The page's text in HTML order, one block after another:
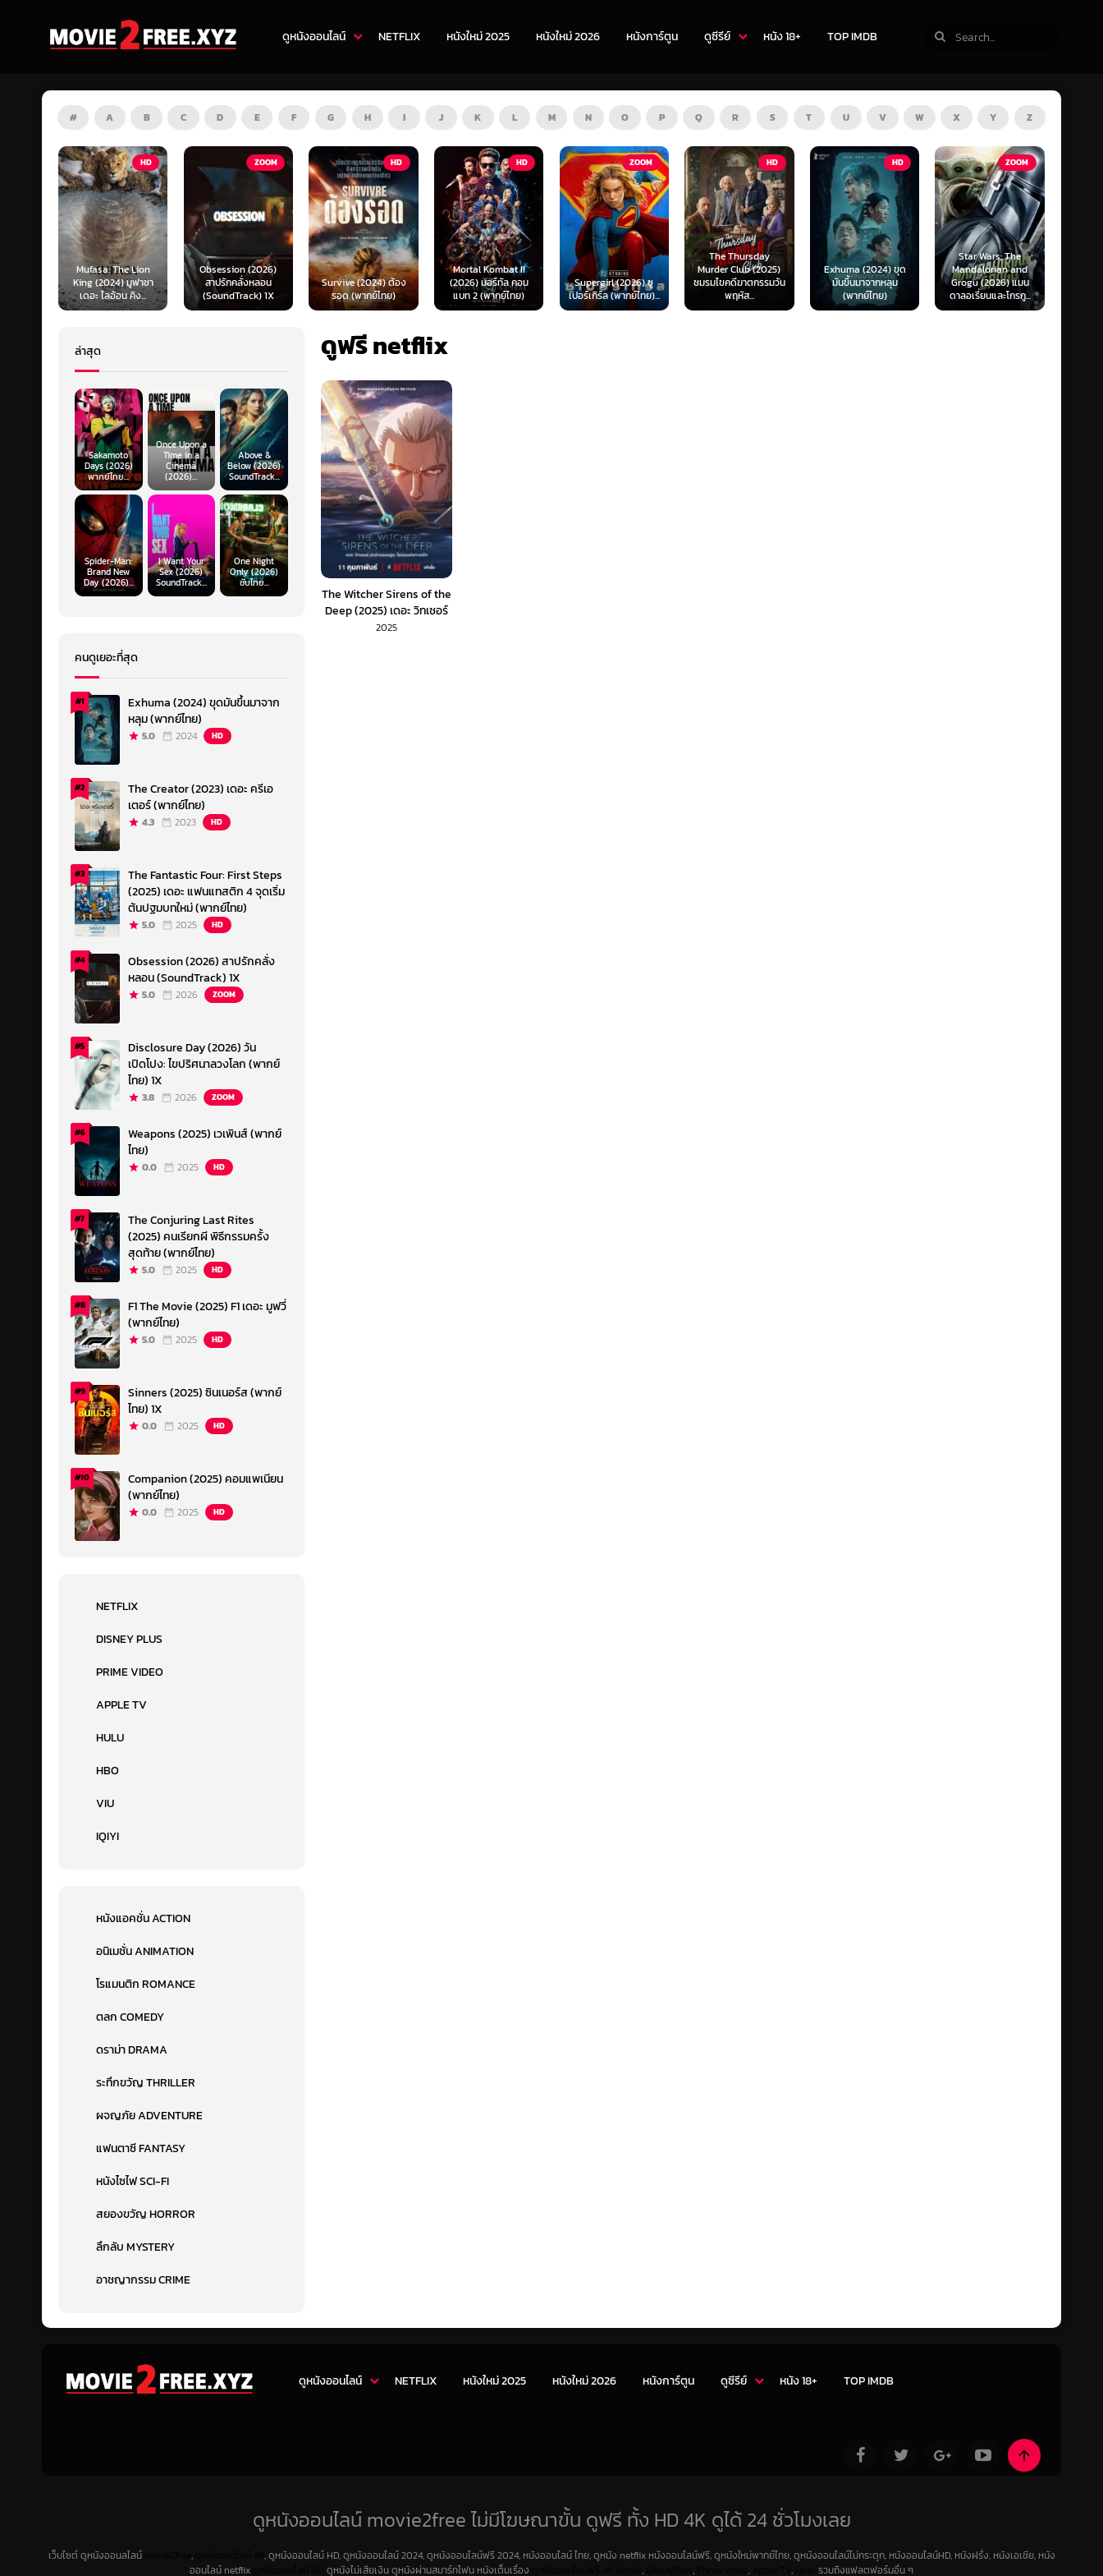
ดูหนังออนไลน์ NETFLIX หนังใหม่ 2025 หนังใหม่ 2026 หนังการ์ตูน ดูซีรีย์ หนัง 18+ TOP IMDB
# A B C D E F G H I J K L M N O P Q R S T U V W X Y Z
ZOOM
Obsession (2026)
สาปรักคลั่งหลอน
(SoundTrack) 1X
HD
Survive (2024) ต้อง
รอด (พากย์ไทย)
HD
Mortal Kombat II
(2026) มอร์ทัล คอม
แบท 2 (พากย์ไทย)
ZOOM
Supergirl (2026) ซู
เปอร์เกิร์ล (พากย์ไทย)...
HD
The Thursday
Murder Club (2025)
ชมรมไขคดีฆาตกรรมวัน
พฤหัส...
HD
Exhuma (2024) ขุด
มันขึ้นมาจากหลุม
(พากย์ไทย)
ZOOM
Star Wars: The
Mandalorian and
Grogu (2026) แมน
ดาลอเรี่ยนและโกรกู...
TV
The Last of Us
Season 1-2 (2025)
เดอะ ลาสต์ ออฟ อัส
ดูฟรี netflix
The Witcher Sirens of the
Deep (2025) เดอะ วิทเชอร์
นักล่าจอมอสูร ไซเรนแห่ง
2025
ล่าสุด
Sakamoto
Days (2026)
พากย์ไทย...
Once Upon a
Time in a
Cinema
(2026)...
Above &
Below (2026)
SoundTrack...
Spider-Man:
Brand New
Day (2026)...
I Want Your
Sex (2026)
SoundTrack...
One Night
Only (2026)
ซับไทย...
คนดูเยอะที่สุด
#1
Exhuma (2024) ขุดมันขึ้นมาจาก
หลุม (พากย์ไทย)
5.0 2024 HD
#2
The Creator (2023) เดอะ ครีเอ
เตอร์ (พากย์ไทย)
4.3 2023 HD
#3
The Fantastic Four: First Steps
(2025) เดอะ แฟนแทสติก 4 จุดเริ่ม
ต้นปฐมบทใหม่ (พากย์ไทย)
5.0 2025 HD
#4
Obsession (2026) สาปรักคลั่ง
หลอน (SoundTrack) 1X
5.0 2026 ZOOM
#5
Disclosure Day (2026) วัน
เปิดโปง: ไขปริศนาลวงโลก (พากย์
ไทย) 1X
3.8 2026 ZOOM
#6
Weapons (2025) เวเพินส์ (พากย์
ไทย)
0.0 2025 HD
#7
The Conjuring Last Rites
(2025) คนเรียกผี พิธีกรรมครั้ง
สุดท้าย (พากย์ไทย)
5.0 2025 HD
#8
F1 The Movie (2025) F1 เดอะ มูฟวี่
(พากย์ไทย)
5.0 2025 HD
#9
Sinners (2025) ซินเนอร์ส (พากย์
ไทย) 1X
0.0 2025 HD
#10
Companion (2025) คอมแพเนียน
(พากย์ไทย)
0.0 2025 HD
NETFLIX
DISNEY PLUS
PRIME VIDEO
APPLE TV
HULU
HBO
VIU
IQIYI
หนังแอคชั่น ACTION
อนิเมชั่น ANIMATION
โรแมนติก ROMANCE
ตลก COMEDY
ดราม่า DRAMA
ระทึกขวัญ THRILLER
ผจญภัย ADVENTURE
แฟนตาซี FANTASY
หนังไซไฟ SCI-FI
สยองขวัญ HORROR
ลึกลับ MYSTERY
อาชญากรรม CRIME
ดูหนังออนไลน์ NETFLIX หนังใหม่ 2025 หนังใหม่ 2026 หนังการ์ตูน ดูซีรีย์ หนัง 18+ TOP IMDB
ดูหนังออนไลน์ movie2free ไม่มีโฆษณาขั้น ดูฟรี ทั้ง HD 4K ดูได้ 24 ชั่วโมงเลย
เว็บไซต์ ดูหนังออนลไลน์ ,
, ดูหนังออนไลน์ HD, ดูหนังออนไลน์ 2024, ดูหนังออนไลน์ฟรี 2024, หนังออนไลน์ ไทย, ดูหนัง netflix หนังออนไลน์ฟรี, ดูหนังใหม่พากย์ไทย, ดูหนังออนไลน์ไม่กระตุก, หนังออนไลน์HD, หนังฝรั่ง, หนังเอเชีย, หนัง
ออนไลน์ netflix
ดูหนังไม่เสียเงิน ดูหนังผ่านสมาร์ทโฟน หนังเต็มเรื่อง , , , , รวมถึงแฟลตฟอร์มอื่น ๆ